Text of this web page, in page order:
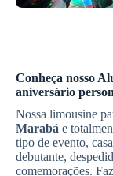
Conheça nosso
aniversário
Nossa limousine
Marabá e
tipo de evento,
debutante,
comemorações.